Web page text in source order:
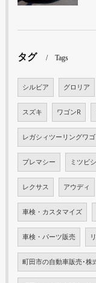
タグ Tags
シルビア グロリア
スズキ ワゴンR
レガシィツーリングワ
プレマシー ミツビシ
レクサス アウディ
車検・カスタマイズ
車検・パーツ販売
町田市の自動車販売･株